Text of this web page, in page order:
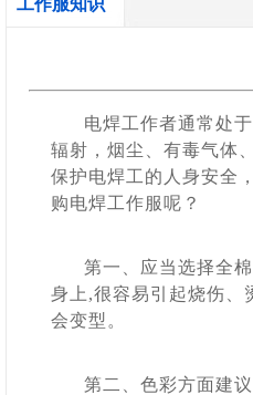
工作服知识
电焊工作者通常处于
辐射，烟尘、有毒气体
保护电焊工的人身安全
购电焊工作服呢？
第一、应当选择全棉
身上,很容易引起烧伤、
会变型。
第二、色彩方面建议